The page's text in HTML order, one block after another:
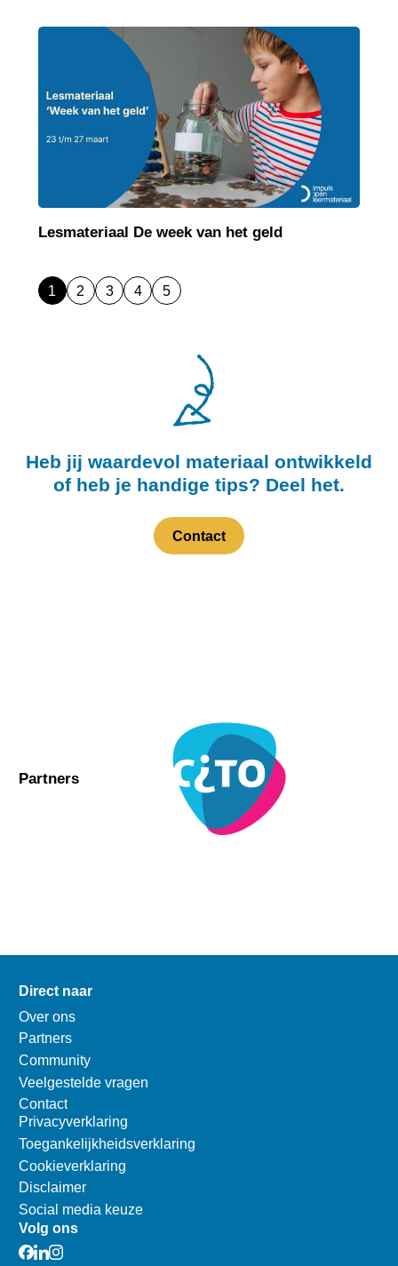
Lesmateriaal De week van het geld
1 2 3 4 5
Heb jij waardevol materiaal ontwikkeld
of heb je handige tips? Deel het.
Contact
Partners
Direct naar
Over ons
Partners
Community
Veelgestelde vragen
Contact
Privacyverklaring
Toegankelijkheidsverklaring
Cookieverklaring
Disclaimer
Social media keuze
Volg ons